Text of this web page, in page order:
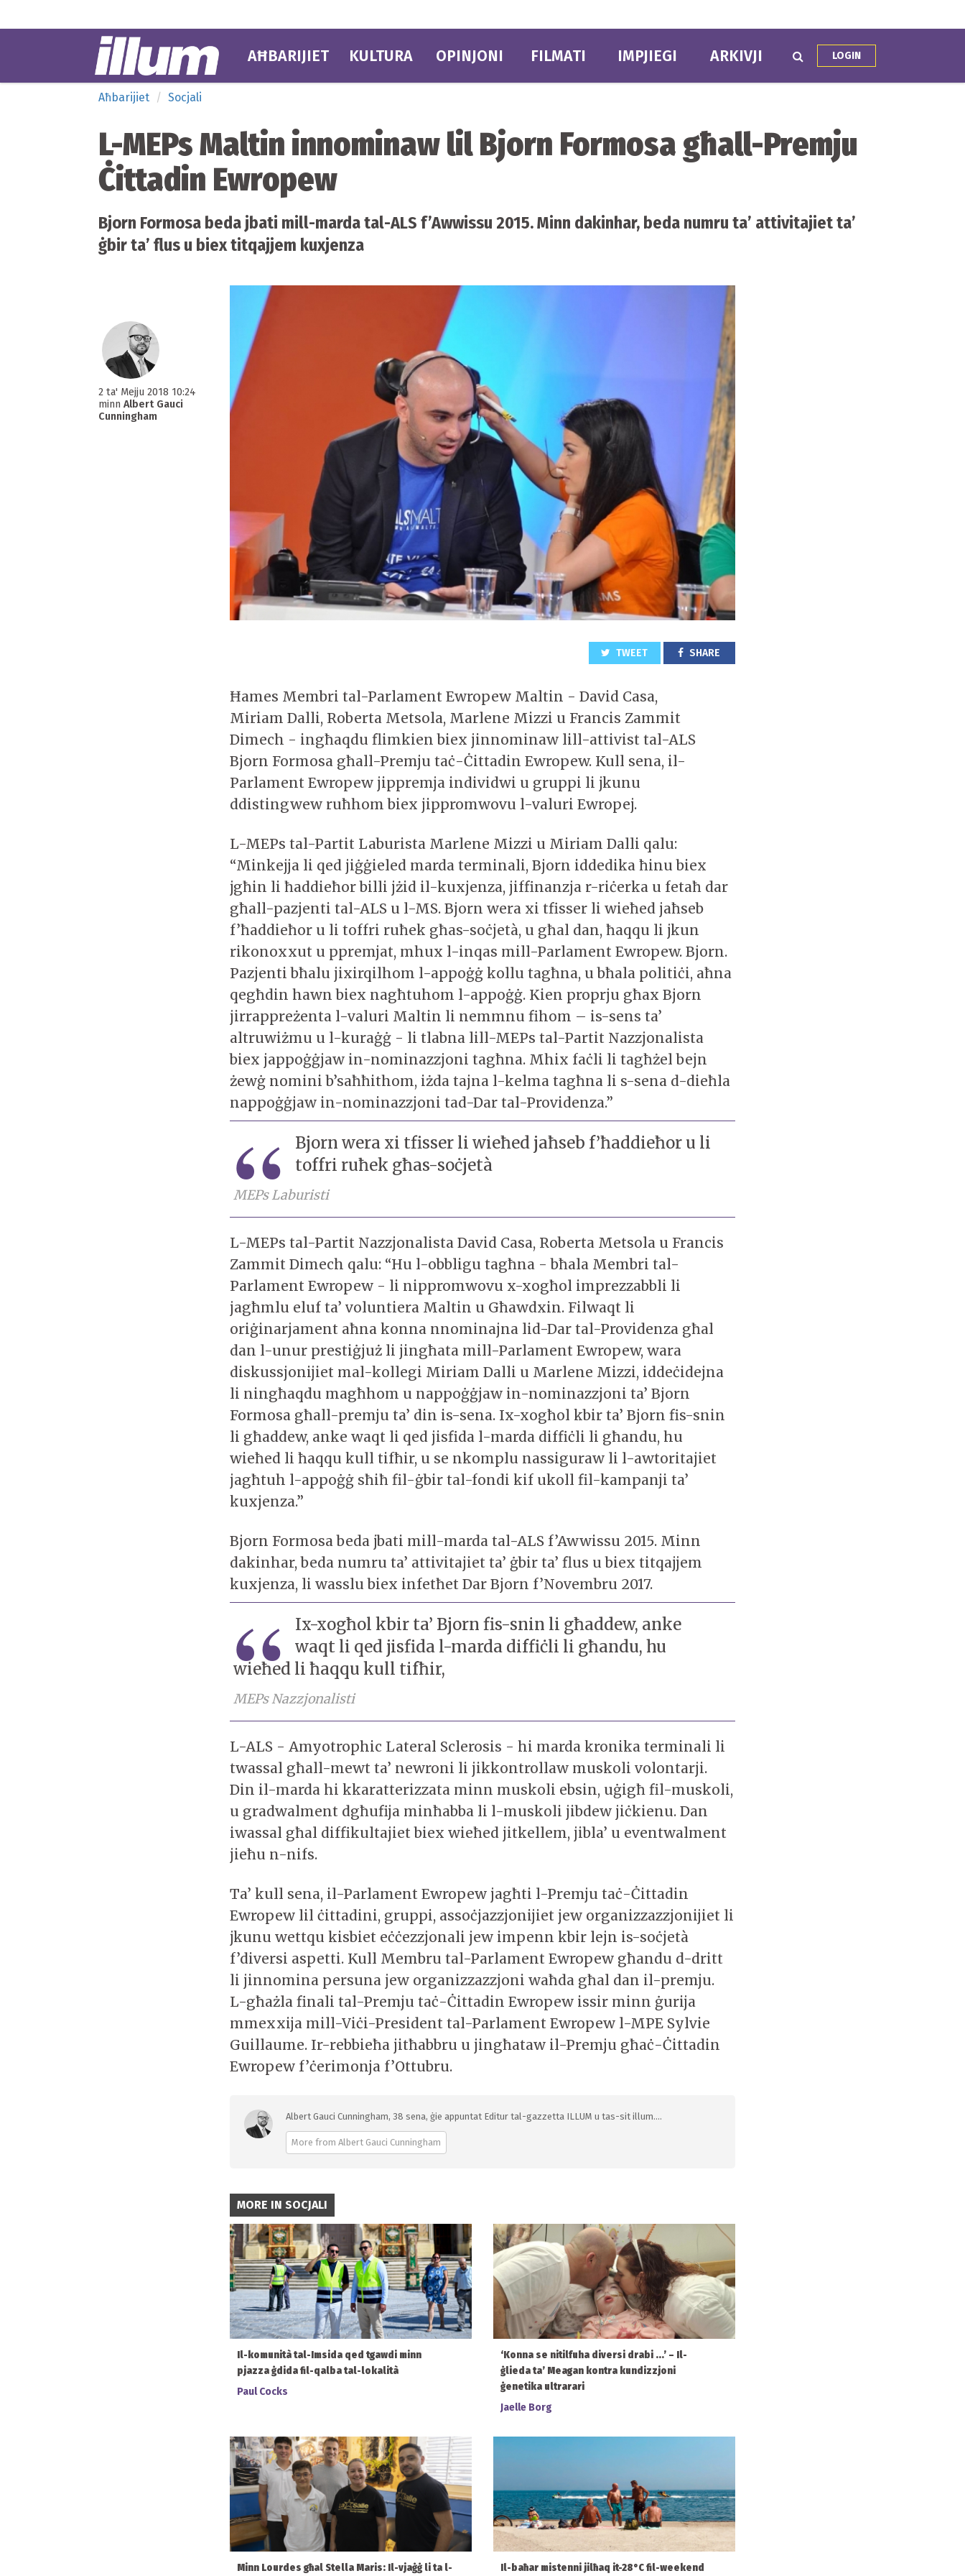
AĦBARIJIET KULTURA OPINJONI FILMATI IMPJIEGI ARKIVJI LOGIN
Aħbarijiet Socjali
L-MEPs Maltin innominaw lil Bjorn Formosa għall-Premju
Ċittadin Ewropew
Bjorn Formosa beda jbati mill-marda tal-ALS f’Awwissu 2015. Minn dakinhar, beda numru ta’ attivitajiet ta’
ġbir ta’ flus u biex titqajjem kuxjenza
2 ta' Mejju 2018 10:24
minn Albert Gauci
Cunningham
TWEET SHARE
Ħames Membri tal-Parlament Ewropew Maltin - David Casa,
Miriam Dalli, Roberta Metsola, Marlene Mizzi u Francis Zammit
Dimech - ingħaqdu flimkien biex jinnominaw lill-attivist tal-ALS
Bjorn Formosa għall-Premju taċ-Ċittadin Ewropew. Kull sena, il-
Parlament Ewropew jippremja individwi u gruppi li jkunu
ddistingwew ruħhom biex jippromwovu l-valuri Ewropej.
L-MEPs tal-Partit Laburista Marlene Mizzi u Miriam Dalli qalu:
“Minkejja li qed jiġġieled marda terminali, Bjorn iddedika ħinu biex
jgħin li ħaddieħor billi jżid il-kuxjenza, jiffinanzja r-riċerka u fetaħ dar
għall-pazjenti tal-ALS u l-MS. Bjorn wera xi tfisser li wieħed jaħseb
f’ħaddieħor u li toffri ruħek għas-soċjetà, u għal dan, ħaqqu li jkun
rikonoxxut u ppremjat, mhux l-inqas mill-Parlament Ewropew. Bjorn.
Pazjenti bħalu jixirqilhom l-appoġġ kollu tagħna, u bħala politiċi, aħna
qegħdin hawn biex nagħtuhom l-appoġġ. Kien proprju għax Bjorn
jirrappreżenta l-valuri Maltin li nemmnu fihom – is-sens ta’
altruwiżmu u l-kuraġġ - li tlabna lill-MEPs tal-Partit Nazzjonalista
biex jappoġġjaw in-nominazzjoni tagħna. Mhix faċli li tagħżel bejn
żewġ nomini b’saħħithom, iżda tajna l-kelma tagħna li s-sena d-dieħla
nappoġġjaw in-nominazzjoni tad-Dar tal-Providenza.”
Bjorn wera xi tfisser li wieħed jaħseb f’ħaddieħor u li
toffri ruħek għas-soċjetà
MEPs Laburisti
L-MEPs tal-Partit Nazzjonalista David Casa, Roberta Metsola u Francis
Zammit Dimech qalu: “Hu l-obbligu tagħna - bħala Membri tal-
Parlament Ewropew - li nippromwovu x-xogħol imprezzabbli li
jagħmlu eluf ta’ voluntiera Maltin u Għawdxin. Filwaqt li
oriġinarjament aħna konna nnominajna lid-Dar tal-Providenza għal
dan l-unur prestiġjuż li jingħata mill-Parlament Ewropew, wara
diskussjonijiet mal-kollegi Miriam Dalli u Marlene Mizzi, iddeċidejna
li ningħaqdu magħhom u nappoġġjaw in-nominazzjoni ta’ Bjorn
Formosa għall-premju ta’ din is-sena. Ix-xogħol kbir ta’ Bjorn fis-snin
li għaddew, anke waqt li qed jisfida l-marda diffiċli li għandu, hu
wieħed li ħaqqu kull tifħir, u se nkomplu nassiguraw li l-awtoritajiet
jagħtuh l-appoġġ sħiħ fil-ġbir tal-fondi kif ukoll fil-kampanji ta’
kuxjenza.”
Bjorn Formosa beda jbati mill-marda tal-ALS f’Awwissu 2015. Minn
dakinhar, beda numru ta’ attivitajiet ta’ ġbir ta’ flus u biex titqajjem
kuxjenza, li wasslu biex infetħet Dar Bjorn f’Novembru 2017.
Ix-xogħol kbir ta’ Bjorn fis-snin li għaddew, anke
waqt li qed jisfida l-marda diffiċli li għandu, hu
wieħed li ħaqqu kull tifħir,
MEPs Nazzjonalisti
L-ALS - Amyotrophic Lateral Sclerosis - hi marda kronika terminali li
twassal għall-mewt ta’ newroni li jikkontrollaw muskoli volontarji.
Din il-marda hi kkaratterizzata minn muskoli ebsin, uġigħ fil-muskoli,
u gradwalment dgħufija minħabba li l-muskoli jibdew jiċkienu. Dan
iwassal għal diffikultajiet biex wieħed jitkellem, jibla’ u eventwalment
jieħu n-nifs.
Ta’ kull sena, il-Parlament Ewropew jagħti l-Premju taċ-Ċittadin
Ewropew lil ċittadini, gruppi, assoċjazzjonijiet jew organizzazzjonijiet li
jkunu wettqu kisbiet eċċezzjonali jew impenn kbir lejn is-soċjetà
f’diversi aspetti. Kull Membru tal-Parlament Ewropew għandu d-dritt
li jinnomina persuna jew organizzazzjoni waħda għal dan il-premju.
L-għażla finali tal-Premju taċ-Ċittadin Ewropew issir minn ġurija
mmexxija mill-Viċi-President tal-Parlament Ewropew l-MPE Sylvie
Guillaume. Ir-rebbieħa jitħabbru u jingħataw il-Premju għaċ-Ċittadin
Ewropew f’ċerimonja f’Ottubru.
Albert Gauci Cunningham, 38 sena, ġie appuntat Editur tal-gazzetta ILLUM u tas-sit illum....
More from Albert Gauci Cunningham
MORE IN SOCJALI
Il-komunità tal-Imsida qed tgawdi minn
pjazza ġdida fil-qalba tal-lokalità
Paul Cocks
‘Konna se nitilfuha diversi drabi ...’ – Il-
ġlieda ta’ Meagan kontra kundizzjoni
ġenetika ultrarari
Jaelle Borg
Minn Lourdes għal Stella Maris: Il-vjaġġ li ta l- Il-baħar mistenni jilħaq it-28°C fil-weekend